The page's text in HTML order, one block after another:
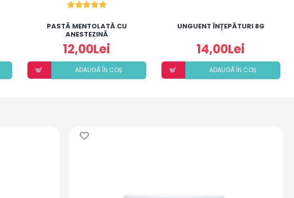
PASTĂ MENTOLATĂ CU
ANESTEZINĂ
12,00Lei
ADAUGÃ ÎN COȘ
UNGUENT ÎNȚEPĂTURI 8G
14,00Lei
ADAUGÃ ÎN COȘ